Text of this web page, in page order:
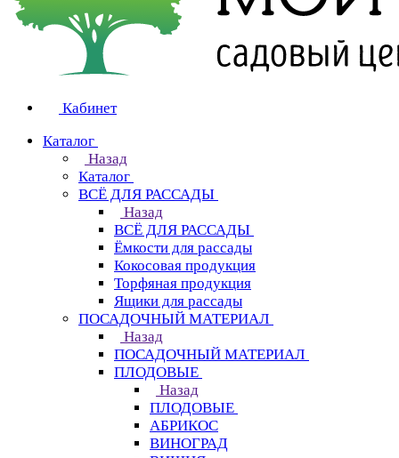
Кабинет
Каталог
Назад
Каталог
ВСЁ ДЛЯ РАССАДЫ
Назад
ВСЁ ДЛЯ РАССАДЫ
Ёмкости для рассады
Кокосовая продукция
Торфяная продукция
Ящики для рассады
ПОСАДОЧНЫЙ МАТЕРИАЛ
Назад
ПОСАДОЧНЫЙ МАТЕРИАЛ
ПЛОДОВЫЕ
Назад
ПЛОДОВЫЕ
АБРИКОС
ВИНОГРАД